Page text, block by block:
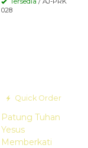
028
Quick Order
Patung Tuhan
Yesus
Memberkati